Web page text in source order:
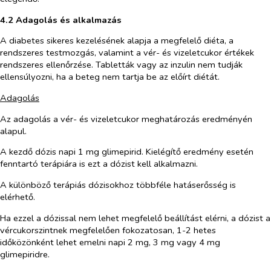
4.2 Adagolás és alkalmazás
A diabetes sikeres kezelésének alapja a megfelelő diéta, a
rendszeres testmozgás, valamint a vér- és vizeletcukor értékek
rendszeres ellenőrzése. Tabletták vagy az inzulin nem tudják
ellensúlyozni, ha a beteg nem tartja be az előírt diétát.
Adagolás
Az adagolás a vér- és vizeletcukor meghatározás eredményén
alapul.
A kezdő dózis napi 1 mg glimepirid. Kielégítő eredmény esetén
fenntartó terápiára is ezt a dózist kell alkalmazni.
A különböző terápiás dózisokhoz többféle hatáserősség is
elérhető.
Ha ezzel a dózissal nem lehet megfelelő beállítást elérni, a dózist a
vércukorszintnek megfelelően fokozatosan, 1-2 hetes
időközönként lehet emelni napi 2 mg, 3 mg vagy 4 mg
glimepiridre.